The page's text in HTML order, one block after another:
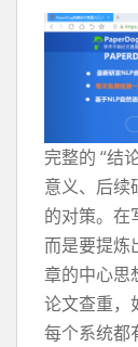
完整的 “结
意义、后续
的对策。在
而是要提炼
章的中心思
论文查重，
每个系统都